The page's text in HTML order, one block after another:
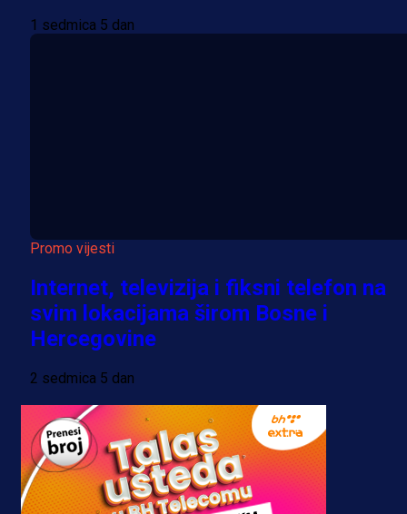
1 sedmica 5 dan
Promo vijesti
Internet, televizija i fiksni telefon na
svim lokacijama širom Bosne i
Hercegovine
2 sedmica 5 dan